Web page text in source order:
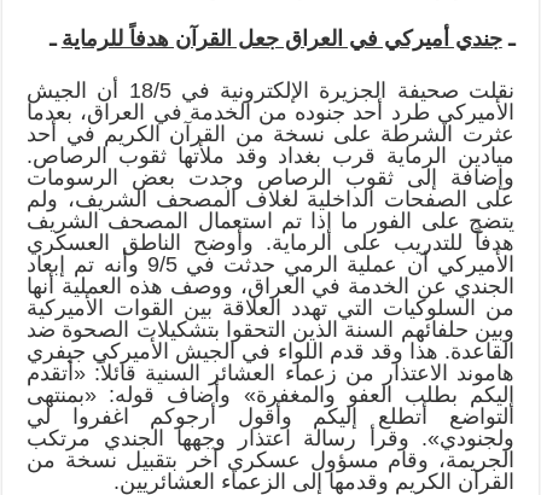
ـجندي أميركي في العراق جعل القرآن هدفاً للرماية ـ
نقلت صحيفة الجزيرة الإلكترونية في 18/5 أن الجيش
الأميركي طرد أحد جنوده من الخدمة في العراق، بعدما
عثرت الشرطة على نسخة من القرآن الكريم في أحد
ميادين الرماية قرب بغداد وقد ملأتها ثقوب الرصاص.
وإضافة إلى ثقوب الرصاص وجدت بعض الرسومات
على الصفحات الداخلية لغلاف المصحف الشريف، ولم
يتضح على الفور ما إذا تم استعمال المصحف الشريف
هدفاً للتدريب على الرماية. وأوضح الناطق العسكري
الأميركي أن عملية الرمي حدثت في 9/5 وأنه تم إبعاد
الجندي عن الخدمة في العراق، ووصف هذه العملية أنها
من السلوكيات التي تهدد العلاقة بين القوات الأميركية
وبين حلفائهم السنة الذين التحقوا بتشكيلات الصحوة ضد
القاعدة. هذا وقد قدم اللواء في الجيش الأميركي جيفري
هاموند الاعتذار من زعماء العشائر السنية قائلاً: «أتقدم
إليكم بطلب العفو والمغفرة» وأضاف قوله: «بمنتهى
التواضع أتطلع إليكم وأقول أرجوكم اغفروا لي
ولجنودي». وقرأ رسالة اعتذار وجهها الجندي مرتكب
الجريمة، وقام مسؤول عسكري آخر بتقبيل نسخة من
القرآن الكريم وقدمها إلى الزعماء العشائريين.